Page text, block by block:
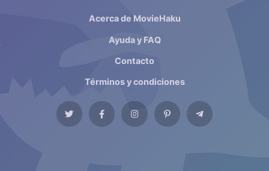
Acerca de MovieHaku
Ayuda y FAQ
Contacto
Términos y condiciones